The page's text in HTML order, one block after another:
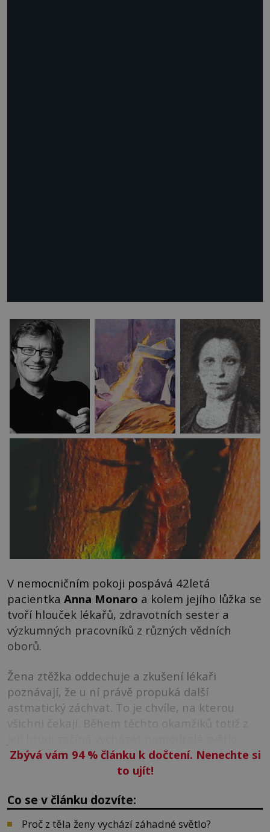
V nemocničním pokoji pospává 42letá
pacientka Anna Monaro a kolem jejího lůžka se
tvoří hlouček lékařů, zdravotních sester a
výzkumných pracovníků z různých vědních
oborů.
Žena ztěžka oddechuje a zkušení lékaři
poznávají, že u ní právě propuká další
astmatický záchvat. To je chvíle, na kterou
všichni čekají. Během těchto okamžiků totiž z
Zbývá vám 94 %článku k dočtení. Nenechte si
to ujít!
Co se v článku dozvíte:
Proč z těla ženy vychází záhadné světlo?